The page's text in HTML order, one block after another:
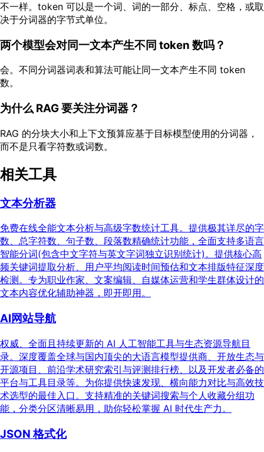
不一样。token 可以是一个词、词的一部分、标点、空格，或取
决于分词器的字节式单位。
两个模型会对同一文本产生不同 token 数吗？
会。不同分词器词表和算法可能让同一文本产生不同 token
数。
为什么 RAG 要关注分词器？
RAG 的分块大小和上下文预算应基于目标模型使用的分词器，
而不是只看字符数或词数。
相关工具
文本分析器
免费在线全能文本分析与高级字数统计工具。提供极其详尽的字
数、总字符数、句子数、段落数精确统计功能，全面支持多语言
智能分词(包含中文字符与英文字词独立识别统计)。提供核心高
频关键词提取分析、用户平均阅读时间预估和文本排版特征深度
检测。专为职业作家、文案编辑、自媒体运营和学生群体设计的
文本内容优化辅助神器，即开即用。
AI网站导航
权威、全面且持续更新的 AI 人工智能工具与生态资源导航目
录。深度覆盖全球与国内顶尖的大语言模型提供商、开放生态与
开源项目、前沿学术研究索引与评测排行榜、以及开发者必备的
平台与工具目录等。为你提供快速发现、横向能力对比与高效技
术选型的最佳入口。支持精准的关键词搜索与个人收藏分组功
能，分类分区清晰易用，助你轻松掌握 AI 时代生产力。
JSON 格式化